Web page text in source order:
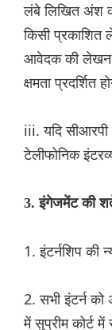
लंबे लिखित अंश
किसी प्रकाशित
आवेदक की लेखन
क्षमता प्रदर्शित
iii. यदि
टेलीफोनिक
3. इंगेजमेंट की
1. इंटर्नशिप की
2. सभी इंटर्न को
में सुप्रीम कोर्ट